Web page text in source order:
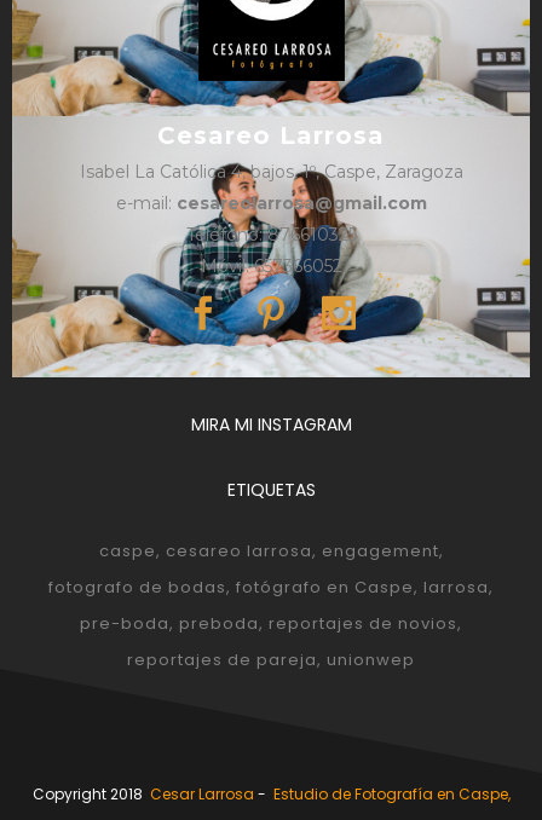
Cesareo Larrosa
Isabel La Católica 4, bajos, 1º, Caspe, Zaragoza
e-mail: cesareolarrosa@gmail.com
Teléfono: 876610325
Móvil: 657366052
MIRA MI INSTAGRAM
ETIQUETAS
caspe cesareo larrosa engagement
fotografo de bodas fotógrafo en Caspe larrosa
pre-boda preboda reportajes de novios
reportajes de pareja unionwep
Copyright 2018 Cesar Larrosa - Estudio de Fotografía en Caspe,